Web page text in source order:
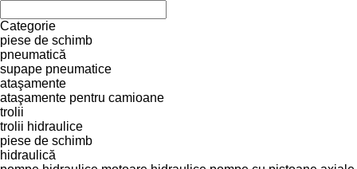
Categorie
piese de schimb
pneumatică
supape pneumatice
ataşamente
ataşamente pentru camioane
trolii
trolii hidraulice
piese de schimb
hidraulică